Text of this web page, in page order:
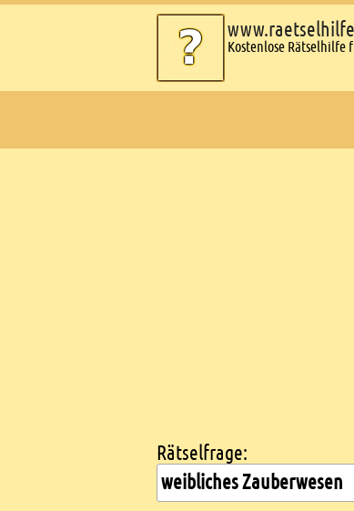
Kostenlose Rätselhilfe
Kreuzworträtsel suchen
Rätselfrage: